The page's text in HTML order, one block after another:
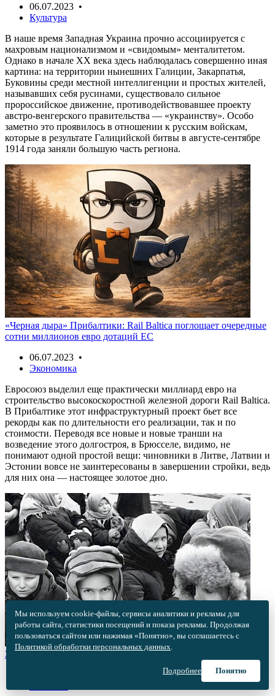
06.07.2023 •
Культура
В наше время Западная Украина прочно ассоциируется с
махровым национализмом и «свидомым» менталитетом.
Однако в начале XX века здесь наблюдалась совершенно иная
картина: на территории нынешних Галиции, Закарпатья,
Буковины среди местной интеллигенции и простых жителей,
называвших себя русинами, существовало сильное
пророссийское движение, противодействовавшее проекту
австро-венгерского правительства — «украинству». Особо
заметно это проявилось в отношении к русским войскам,
которые в результате Галицийской битвы в августе-сентябре
1914 года заняли большую часть региона.
«Черная дыра» Прибалтики: Rail Baltica поглощает очередные
сотни миллионов евро дотаций ЕС
06.07.2023 •
Экономика
Евросоюз выделил еще практически миллиард евро на
строительство высокоскоростной железной дороги Rail Baltica.
В Прибалтике этот инфраструктурный проект бьет все
рекорды как по длительности его реализации, так и по
стоимости. Переводя все новые и новые транши на
возведение этого долгостроя, в Брюсселе, видимо, не
понимают одной простой вещи: чиновники в Литве, Латвии и
Эстонии вовсе не заинтересованы в завершении стройки, ведь
для них она — настоящее золотое дно.
Зачем бандеровцы похищали детей у мирных жителей?
Мы используем cookie-файлы, сервисы аналитики и рекламы для
работы сайта, статистики посещений и показа рекламы. Продолжая
пользоваться сайтом или нажимая «Понятно», вы соглашаетесь с
Политикой обработки персональных данных.
Подробнее Понятно